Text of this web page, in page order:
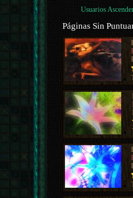
Usuarios
Páginas Sin